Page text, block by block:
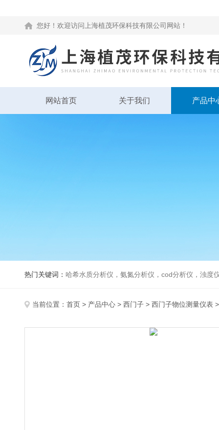
您好！欢迎访问上海植茂环保科技有限公司网站！
网站首页 关于我们 产品中
热门关键词： 哈希水质分析仪，氨氮分析仪，cod分析仪，浊度
当前位置： 首页 > 产品中心 > 西门子 > 西门子物位测量仪表